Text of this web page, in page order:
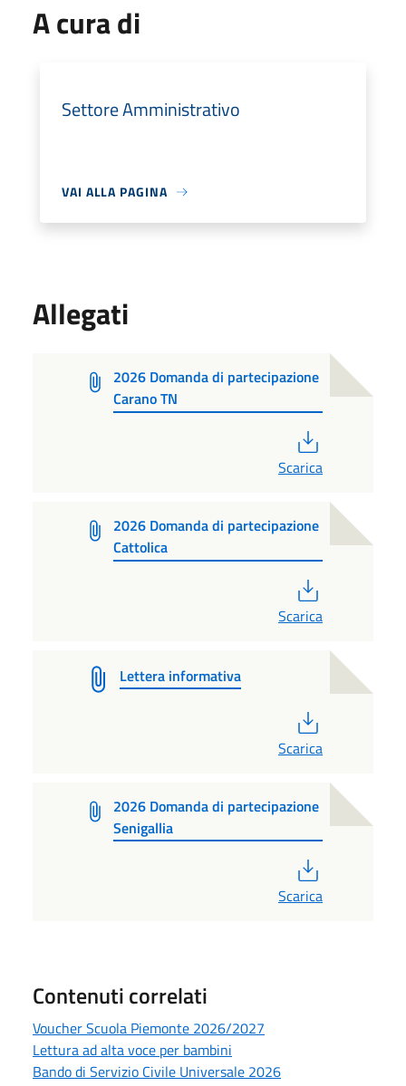
A cura di
Settore Amministrativo
VAI ALLA PAGINA
Allegati
2026 Domanda di partecipazione
Carano TN
Scarica
2026 Domanda di partecipazione
Cattolica
Scarica
Lettera informativa
Scarica
2026 Domanda di partecipazione
Senigallia
Scarica
Contenuti correlati
Voucher Scuola Piemonte 2026/2027
Lettura ad alta voce per bambini
Bando di Servizio Civile Universale 2026